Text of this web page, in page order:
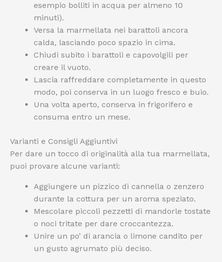
esempio bolliti in acqua per almeno 10
minuti).
Versa la marmellata nei barattoli ancora
calda, lasciando poco spazio in cima.
Chiudi subito i barattoli e capovolgili per
creare il vuoto.
Lascia raffreddare completamente in questo
modo, poi conserva in un luogo fresco e buio.
Una volta aperto, conserva in frigorifero e
consuma entro un mese.
Varianti e Consigli Aggiuntivi
Per dare un tocco di originalità alla tua marmellata,
puoi provare alcune varianti:
Aggiungere un pizzico di cannella o zenzero
durante la cottura per un aroma speziato.
Mescolare piccoli pezzetti di mandorle tostate
o noci tritate per dare croccantezza.
Unire un po’ di arancia o limone candito per
un gusto agrumato più deciso.